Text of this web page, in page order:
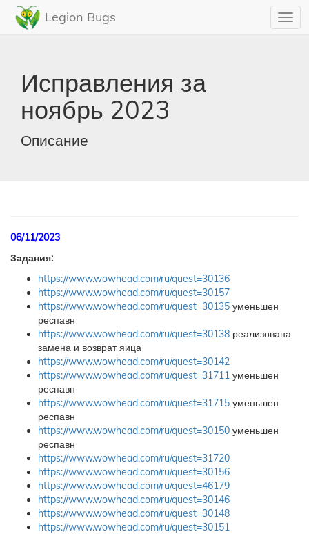
Legion Bugs
Исправления за
ноябрь 2023
Описание
06/11/2023
Задания:
https://www.wowhead.com/ru/quest=30136
https://www.wowhead.com/ru/quest=30157
https://www.wowhead.com/ru/quest=30135 уменьшен
респавн
https://www.wowhead.com/ru/quest=30138 реализована
замена и возврат яица
https://www.wowhead.com/ru/quest=30142
https://www.wowhead.com/ru/quest=31711 уменьшен
респавн
https://www.wowhead.com/ru/quest=31715 уменьшен
респавн
https://www.wowhead.com/ru/quest=30150 уменьшен
респавн
https://www.wowhead.com/ru/quest=31720
https://www.wowhead.com/ru/quest=30156
https://www.wowhead.com/ru/quest=46179
https://www.wowhead.com/ru/quest=30146
https://www.wowhead.com/ru/quest=30148
https://www.wowhead.com/ru/quest=30151